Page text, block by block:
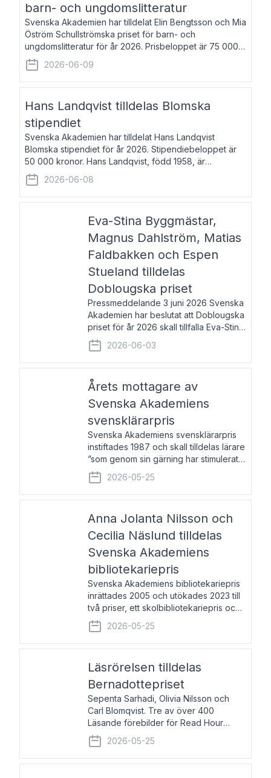
barn- och ungdomslitteratur
Svenska Akademien har tilldelat Elin Bengtsson och Mia
Öström Schullströmska priset för barn- och
ungdomslitteratur för år 2026. Prisbeloppet är 75 000
kronor vardera. Elin Bengtsson, född 1987, är författare
och forskare i genusvetenskap.
2026-06-09
Hans Landqvist tilldelas Blomska
stipendiet
Svenska Akademien har tilldelat Hans Landqvist
Blomska stipendiet för år 2026. Stipendiebeloppet är
50 000 kronor. Hans Landqvist, född 1958, är
professor i svenska vid Göteborgs universitet. Han
disputerade år 2000 på avhandlingen Författn
2026-06-08
Eva-Stina Byggmästar,
Magnus Dahlström, Matias
Faldbakken och Espen
Stueland tilldelas
Doblougska priset
Pressmeddelande 3 juni 2026 Svenska
Akademien har beslutat att Doblougska
priset för år 2026 skall tillfalla Eva-Stina
Byggmästar, Magnus Dahlström, Matias
Faldbakken samt Espen Stueland.
Prisbeloppet är 200 000 svenska
2026-06-03
Årets mottagare av
Svenska Akademiens
svensklärarpris
Svenska Akademiens svensklärarpris
instiftades 1987 och skall tilldelas lärare
”som genom sin gärning har stimulerat
intresset hos unga människor för
svenska språket och litteraturen”.
Prisutdelning och samtal med
2026-05-25
Anna Jolanta Nilsson och
Cecilia Näslund tilldelas
Svenska Akademiens
bibliotekariepris
Svenska Akademiens bibliotekariepris
inrättades 2005 och utökades 2023 till
två priser, ett skolbibliotekariepris och
ett folkbibliotekariepris. Priserna skall
tilldelas bibliotekarier vid svenska folk-
och skolbibliotek som gjort värdefull
2026-05-25
Läsrörelsen tilldelas
Bernadottepriset
Sepenta Sarhadi, Olivia Nilsson och
Carl Blomqvist. Tre av över 400
Läsande förebilder för Read Hour
Sverige. Foto: Michael Wall. Den ideella
föreningen Läsrörelsen tilldelas
Bernadottepriset 2026 för att den
2026-05-25